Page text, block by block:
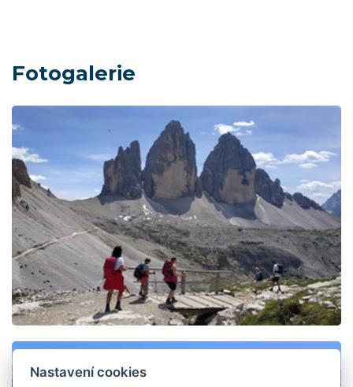
Fotogalerie
Nastavení cookies